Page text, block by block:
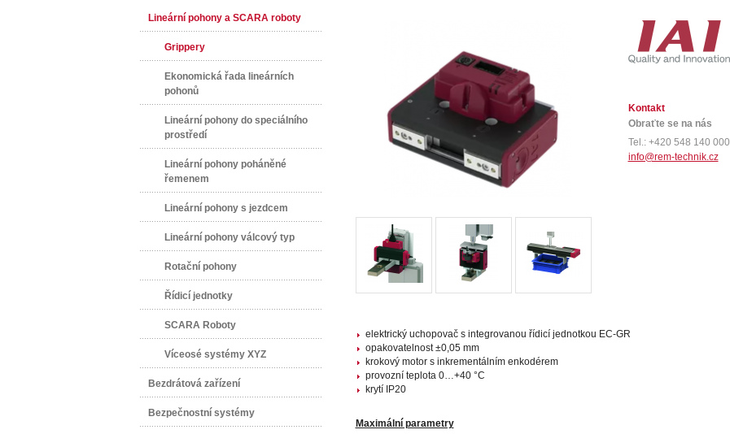
Lineární pohony a SCARA roboty
Grippery
Ekonomická řada lineárních
pohonů
Lineární pohony do speciálního
prostředí
Lineární pohony poháněné
řemenem
Lineární pohony s jezdcem
Lineární pohony válcový typ
Rotační pohony
Řídicí jednotky
SCARA Roboty
Víceosé systémy XYZ
Bezdrátová zařízení
Bezpečnostní systémy
Kontakt
Obraťte se na nás
Tel.: +420 548 140 000
info@rem-technik.cz
elektrický uchopovač s integrovanou řídicí jednotkou EC-GR
opakovatelnost ±0,05 mm
krokový motor s inkrementálním enkodérem
provozní teplota 0…+40 °C
krytí IP20
Maximální parametry